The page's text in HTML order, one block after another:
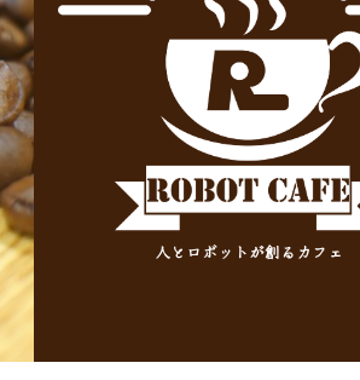
人とロボットが創るカフェ